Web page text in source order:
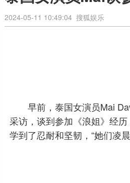
2024-05-11 10:49:04 搜狐娱乐
早前，泰国女演员Mai
采访，谈到参加《浪姐》经
学到了忍耐和坚韧，“她们凌